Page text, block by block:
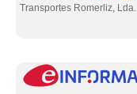
Transportes Romerliz, Lda.